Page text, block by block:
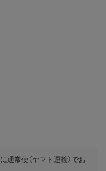
に通常便（ヤマト運輸） でお